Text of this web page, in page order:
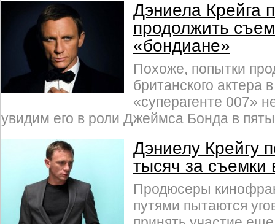
Дэниела Крейга
продолжить
«бондиане»
Похоже, попытки
британского актера
«суперагенте 007»
увидим его в роли Джеймса Бонда в
Дэниелу Крейгу
тысяч за съемки
Продюсеры
путями пытаются